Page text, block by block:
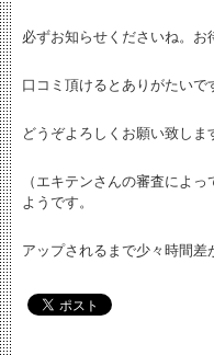
必ずお知らせくださいね。お
口コミ頂けるとありがたいで
どうぞよろしくお願い致しま
（エキテンさんの審査によ
ようです。
アップされるまで少々時間差